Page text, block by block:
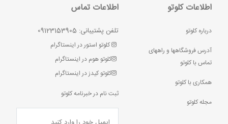
اطلاعات کلوتو
درباره کلوتو
آدرس فروشگاهها و راههای
تماس با کلوتو
همکاری با کلوتو
مجله کلوتو
اطلاعات تماس
تلفن پشتیبانی: 09123153905
کلوتو استور در اینستاگرام
کلوتو هوم در اینستاگرام
کلوتو کیدز در اینستاگرام
ثبت نام در خبرنامه کلوتو